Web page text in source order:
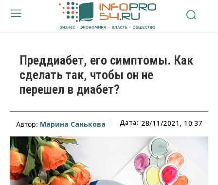
Преддиабет, его симптомы. Как
сделать так, чтобы он не
перешел в диабет?
Автор: Марина Санькова Дата: 28/11/2021, 10:37